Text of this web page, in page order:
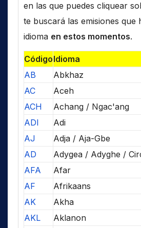
en las que puedes cliquear
te buscará las emisiones que
idioma en estos momentos.
CódigoIdioma
AB
Abkhaz
AC
Aceh
ACH
Achang / Ngac'ang
ADI
Adi
AJ
Adja / Aja-Gbe
AD
Adygea / Adyghe /
AFA
Afar
AF
Afrikaans
AK
Akha
AKL
Aklanon